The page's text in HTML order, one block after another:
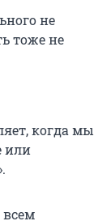
не
тоже не
когда мы
или